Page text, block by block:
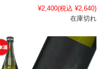
¥2,400(税込 ¥2,640)
在庫切れ